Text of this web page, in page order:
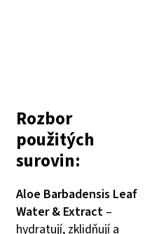
Rozbor
použitých
surovin:
Aloe Barbadensis Leaf
Water & Extract –
hydratují, zklidňují a